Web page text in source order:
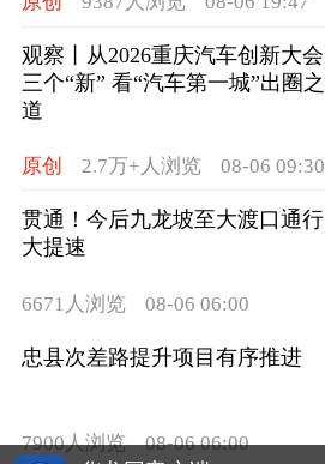
观察丨从2026重庆汽车创新大会
三个“新” 看“汽车第一城”出圈之
道
原创 2.7万+人浏览 08-06 09:30
贯通！今后九龙坡至大渡口通行
大提速
6671人浏览 08-06 06:00
忠县次差路提升项目有序推进
7900人浏览 08-06 06:00